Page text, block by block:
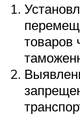
товаров